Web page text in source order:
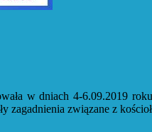
w dniach 4-6.09.2019
związane z